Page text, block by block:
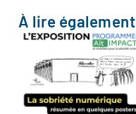
À lire également